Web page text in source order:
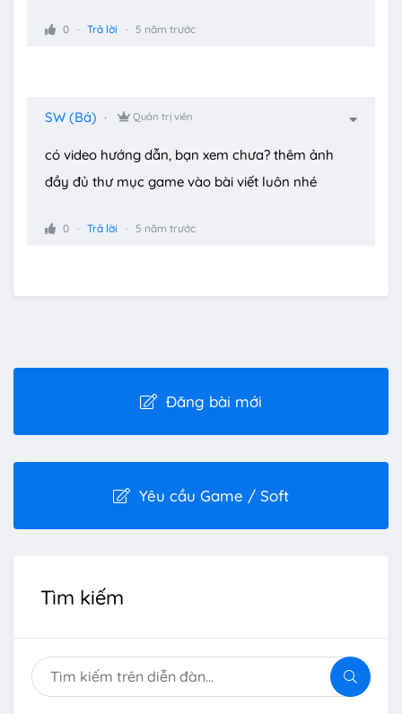
0 Trả lời 5 năm trước
SW (Bá) Quản trị viên
có video hướng dẫn, bạn xem chưa? thêm ảnh
đầy đủ thư mục game vào bài viết luôn nhé
0 Trả lời 5 năm trước
Đăng bài mới
Yêu cầu Game / Soft
Tìm kiếm